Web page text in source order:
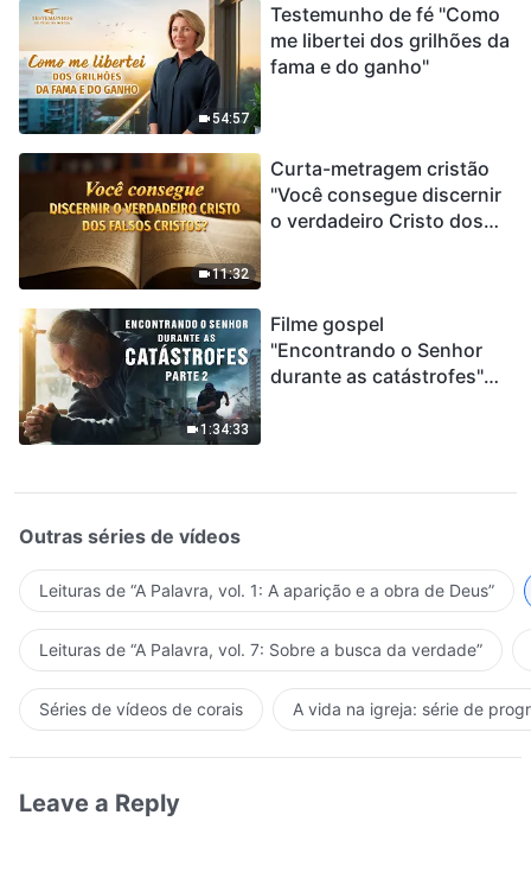
54:57
Testemunho de fé "Como
me libertei dos grilhões da
fama e do ganho"
11:32
Curta-metragem cristão
"Você consegue discernir
o verdadeiro Cristo dos
1:34:33
Filme gospel
"Encontrando o Senhor
durante as catástrofes"
encontrou uma maneira
de sobreviver?
Outras séries de vídeos
Leituras de “A Palavra, vol. 1: A aparição e a obra de Deus”
Leituras de “A Palavra, vol. 7: Sobre a busca da verdade”
Séries de vídeos de corais A vida na igreja: série de
Leave a Reply